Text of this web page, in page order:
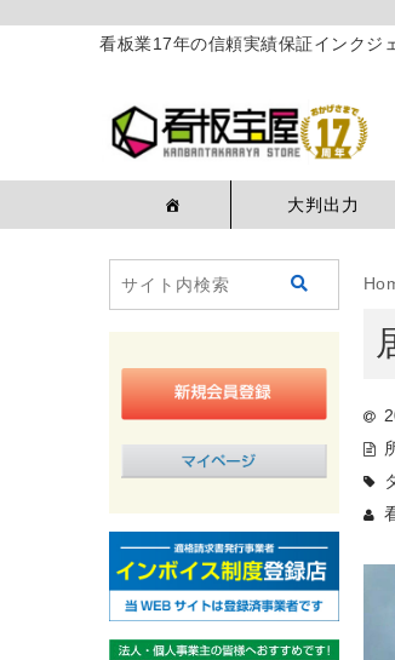
看板業17年の信頼実績保証インクジ
大判出力